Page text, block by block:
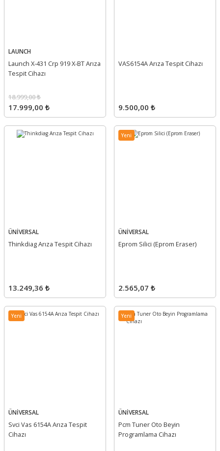
LAUNCH
Launch X-431 Crp 919 X-BT Arıza
Tespit Cihazı
17.999,00 ₺
18.999,00 ₺
VAS6154A Arıza Tespit Cihazı
9.500,00 ₺
ÜNİVERSAL
Thinkdiag Arıza Tespit Cihazı
13.249,36 ₺
Yeni
ÜNİVERSAL
Eprom Silici (Eprom Eraser)
2.565,07 ₺
Yeni
ÜNİVERSAL
Svci Vas 6154A Arıza Tespit
Cihazı
Yeni
ÜNİVERSAL
Pcm Tuner Oto Beyin
Programlama Cihazı